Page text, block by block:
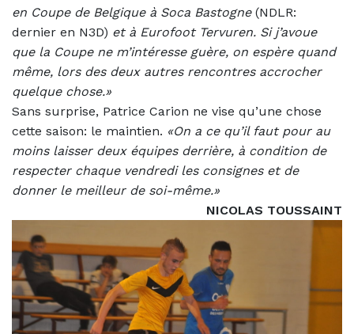
en Coupe de Belgique à Soca Bastogne(NDLR:
dernier en N3D) et à Eurofoot Tervuren. Si j’avoue
que la Coupe ne m’intéresse guère, on espère quand
même, lors des deux autres rencontres accrocher
quelque chose.»
Sans surprise, Patrice Carion ne vise qu’une chose
cette saison: le maintien. «On a ce qu’il faut pour au
moins laisser deux équipes derrière, à condition de
respecter chaque vendredi les consignes et de
donner le meilleur de soi-même.»
NICOLAS TOUSSAINT